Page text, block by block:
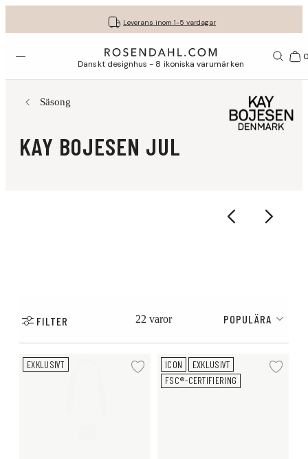
Leverans inom 1-5 vardagar
Fri frakt på köp för minst 849 kr.
30 dagars fri retur med GLS
Få dina presenter fint inslagna
Öppna menyn Danskt designhus - 8 ikoniska varumärken
Säsong
KAY BOJESEN JUL
FILTER 22 varor POPULÄRA
Julutgåva Liliput Tote bag 40x45 cm
EXKLUSIVT
Lägg till i önskelista
Kay Bojesen Jultåg
ICON
EXKLUSIVT
FSC®-CERTIFIERING